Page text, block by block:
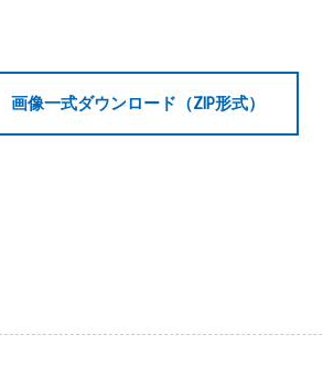
画像一式ダウンロード（ZIP形式）